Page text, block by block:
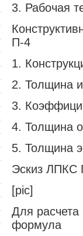
3. Рабочая
П-4
1.
2. Толщина
3.
4. Толщина
5. Толщина
Эскиз ЛПКС
[pic]
Для
формула